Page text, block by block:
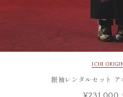
ICHI
振袖レンタルセット ア